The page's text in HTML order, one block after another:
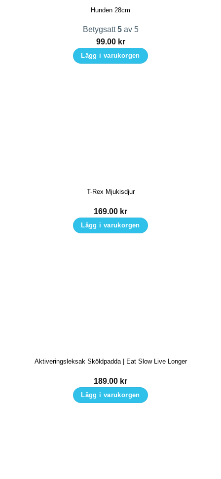
Hunden 28cm
Betygsatt5av 5
99.00 kr
Lägg i varukorgen
T-Rex Mjukisdjur
169.00 kr
Lägg i varukorgen
Aktiveringsleksak Sköldpadda | Eat Slow Live Longer
189.00 kr
Lägg i varukorgen